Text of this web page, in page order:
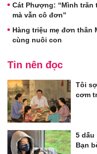
Cát Phượng: “Mình
mà vẫn cô đơn”
Hàng triệu mẹ đơn thân
cùng nuôi con
Tin nên đọc
Tôi
cơm
5 dấu
Bạn